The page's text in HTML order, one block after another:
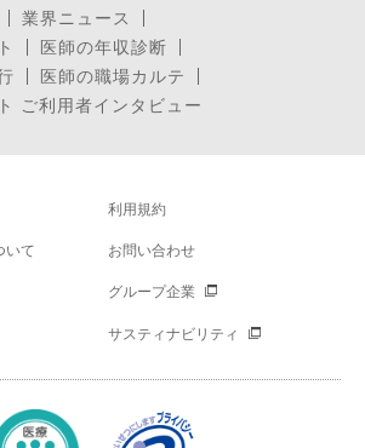
業界ニュース
医師の年収診断
医師の職場カルテ
ご利用者インタビュー
利用規約
いて お問い合わせ
グループ企業
サスティナビリティ